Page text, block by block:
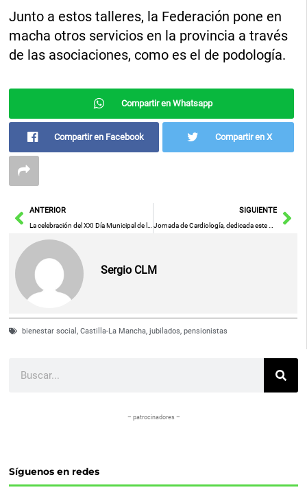
Junto a estos talleres, la Federación pone en
macha otros servicios en la provincia a través
de las asociaciones, como es el de podología.
Compartir en Whatsapp
Compartir en Facebook Compartir en X
AntANTERIOR
La celebración del XXI Día Municipal de la Bicicleta y V del Patín congrega 650 participantes por las calles de la ciudad
SIGUIENTE
Jornada de Cardiología, dedicada este año a la insuficiencia cardiaca, en el Hospital de Ciudad Real
Sergio CLM
bienestar social,Castilla-La Mancha,jubilados,pensionistas
– patrocinadores –
Síguenos en redes